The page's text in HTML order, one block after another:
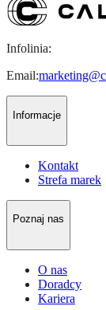
Infolinia:
Email:
Informacje
Kontakt
Strefa marek
Poznaj nas
O nas
Doradcy
Kariera